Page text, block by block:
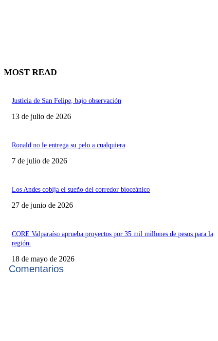
MOST READ
Justicia de San Felipe, bajo observación
13 de julio de 2026
Ronald no le entrega su pelo a cualquiera
7 de julio de 2026
Los Andes cobija el sueño del corredor bioceánico
27 de junio de 2026
CORE Valparaíso aprueba proyectos por 35 mil millones de pesos para la
región.
18 de mayo de 2026
Comentarios